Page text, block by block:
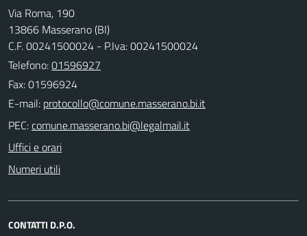
Via Roma, 190
13866 Masserano (BI)
C.F. 00241500024 - P.Iva: 00241500024
Telefono:01596927
Fax: 01596924
E-mail:
PEC:
Uffici e orari
Numeri utili
CONTATTI D.P.O.